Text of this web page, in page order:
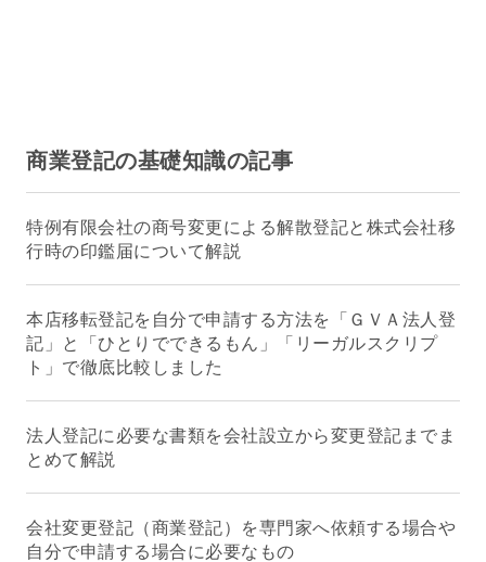
商業登記の基礎知識の記事
特例有限会社の商号変更による解散登記と株式会社移
行時の印鑑届について解説
本店移転登記を自分で申請する方法を「ＧＶＡ法人登
記」と「ひとりでできるもん」「リーガルスクリプ
ト」で徹底比較しました
法人登記に必要な書類を会社設立から変更登記までま
とめて解説
会社変更登記（商業登記）を専門家へ依頼する場合や
自分で申請する場合に必要なもの